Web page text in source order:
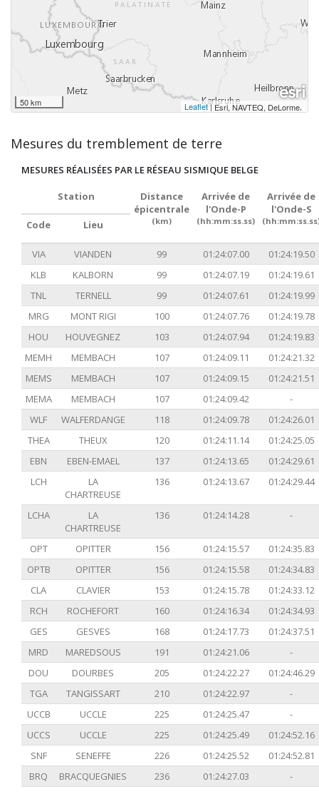
50 km Leaflet|Esri, NAVTEQ, DeLorme,
Mesures du tremblement de terre
MESURES RÉALISÉES PAR LE RÉSEAU SISMIQUE BELGE
Station
Distance
épicentrale
(km)
Arrivée de
l'Onde-P
(hh:mm:ss.ss)
Arrivée de
l'Onde-S
Code Lieu
VIA VIANDEN 99 01:24:07.00
01:24:19.50
KLB
KALBORN 99 01:24:07.19
01:24:19.61
TNL
TERNELL 99 01:24:07.61
01:24:19.99
MRG
MONT RIGI 100 01:24:07.76
01:24:19.78
HOU
HOUVEGNEZ 103 01:24:07.94
01:24:19.83
MEMH
MEMBACH 107 01:24:09.11
01:24:21.32
MEMS
MEMBACH 107 01:24:09.15
01:24:21.51
MEMA
MEMBACH 107 01:24:09.42
-
WLF
WALFERDANGE 118 01:24:09.78
01:24:26.01
THEA
THEUX 120 01:24:11.14
01:24:25.05
EBN
EBEN-EMAEL 137 01:24:13.65
01:24:29.61
LCH
LA
CHARTREUSE
136 01:24:13.67 01:24:29.44
LCHA
LA
CHARTREUSE
136 01:24:14.28 -
OPT OPITTER 156 01:24:15.57
01:24:35.83
OPTB
OPITTER 156 01:24:15.58
01:24:34.83
CLA
CLAVIER 153 01:24:15.78
01:24:33.12
RCH
ROCHEFORT 160 01:24:16.34
01:24:34.93
GES
GESVES 168 01:24:17.73
01:24:37.51
MRD
MAREDSOUS 191 01:24:21.06
-
DOU
DOURBES 205 01:24:22.27
01:24:46.29
TGA
TANGISSART 210 01:24:22.97
-
UCCB
UCCLE 225 01:24:25.47
-
UCCS
UCCLE 225 01:24:25.49
01:24:52.16
SNF
SENEFFE 226 01:24:25.52
01:24:52.81
BRQ
BRACQUEGNIES 236 01:24:27.03
-